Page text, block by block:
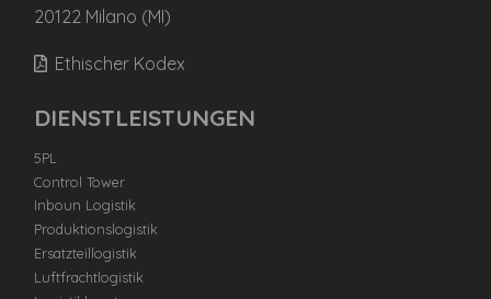
20122 Milano (MI)
Ethischer Kodex
DIENSTLEISTUNGEN
5PL
Control Tower
Inboun Logistik
Produktionslogistik
Ersatzteillogistik
Luftfrachtlogistik